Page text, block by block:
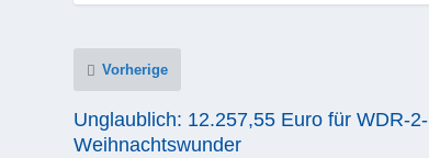
Vorherige
Unglaublich: 12.257,55 Euro für WDR-2-
Weihnachtswunder